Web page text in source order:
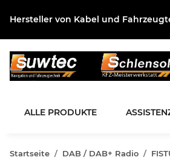
Hersteller von Kabel und
ALLE PRODUKTE
Startseite DAB / DAB+ Radio